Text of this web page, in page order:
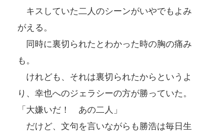
キスしていた二人のシーンがいやでもよみ
がえる。
同時に裏切られたとわかった時の胸の痛み
も。
けれども、それは裏切られたからというよ
り、幸也へのジェラシーの方が勝っていた。
「大嫌いだ！ あの二人」
だけど、文句を言いながらも勝浩は毎日生